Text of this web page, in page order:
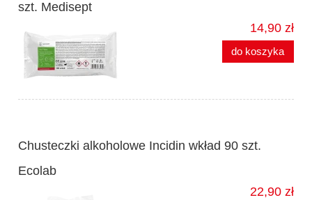
szt. Medisept
14,90 zł
do koszyka
Chusteczki alkoholowe Incidin wkład 90 szt.
Ecolab
22,90 zł